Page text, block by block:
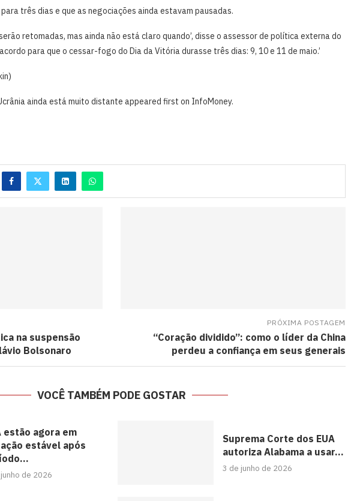
três dias e que as negociações ainda estavam pausadas.
retomadas, mas ainda não está claro quando’, disse o assessor de política externa do
acordo para que o cessar-fogo do Dia da Vitória durasse três dias: 9, 10 e 11 de maio.’
ainda está muito distante appeared first on InfoMoney.
na suspensão
Bolsonaro
PRÓXIMA POSTAGEM
“Coração dividido”: como o líder da China
perdeu a confiança em seus generais
VOCÊ TAMBÉM PODE GOSTAR
estão agora em
estável após
de 2026
Suprema Corte dos EUA
autoriza Alabama a usar...
3 de junho de 2026